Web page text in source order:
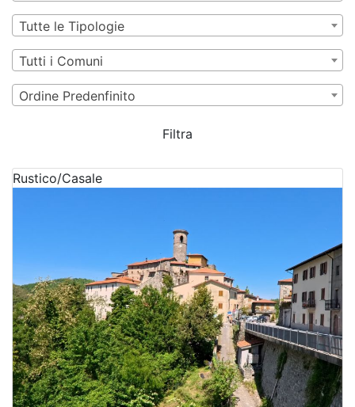
Tutte le Tipologie
Tutti i Comuni
Ordine Predenfinito
Filtra
Rustico/Casale